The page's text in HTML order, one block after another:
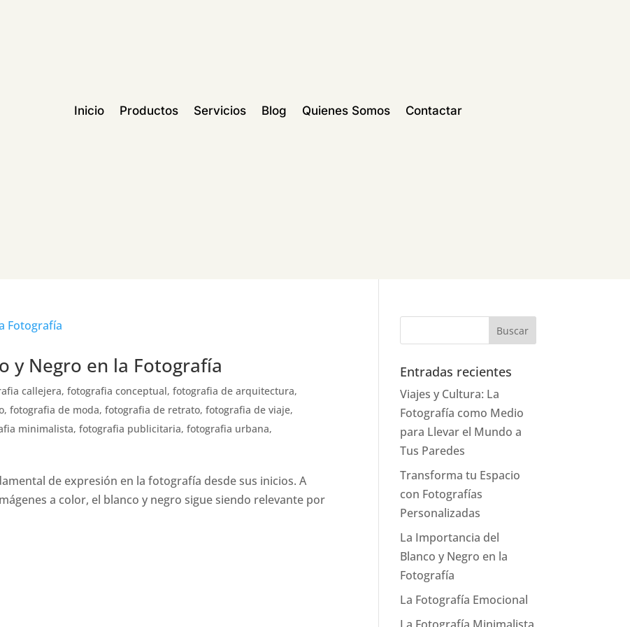
Inicio Productos Servicios Blog Quienes Somos Contactar
y Negro en la Fotografía
callejera,fotografia conceptual,fotografia de arquitectura,
,fotografia de moda,fotografia de retrato,fotografia de viaje,
minimalista,fotografia publicitaria,fotografia urbana,
de expresión en la fotografía desde sus inicios. A
a color, el blanco y negro sigue siendo relevante por
Entradas recientes
Viajes y Cultura: La
Fotografía como Medio
para Llevar el Mundo a
Tus Paredes
Transforma tu Espacio
con Fotografías
Personalizadas
La Importancia del
Blanco y Negro en la
Fotografía
La Fotografía Emocional